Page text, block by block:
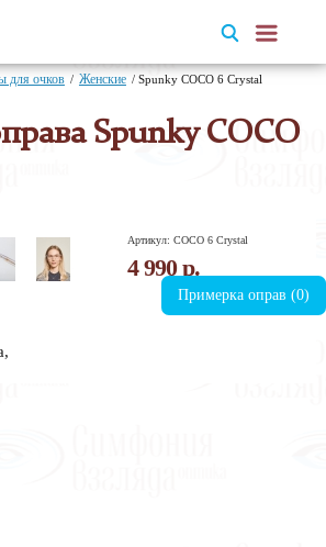
для очков / Женские / Spunky COCO 6 Crystal
Spunky COCO
Артикул: COCO 6 Crystal
4 990 р.
Примерка оправ (0)